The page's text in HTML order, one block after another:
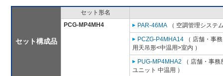
セット構成品
セット形名
PCG-MP4MH4
PAR-46MA （ 空調管理システ
PCZG-P4MHA14 （ 店舗・事
用天吊形<中温用>室内 ）
PUG-MP4MHA2 （ 店舗・事
ユニット 中温用 ）